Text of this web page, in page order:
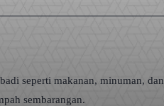
seperti makanan, minuman,
sembarangan.